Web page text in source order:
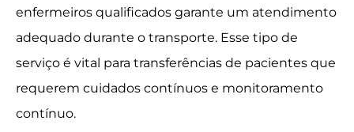
enfermeiros qualificados garante um atendimento
adequado durante o transporte. Esse tipo de
serviço é vital para transferências de pacientes que
requerem cuidados contínuos e monitoramento
contínuo.